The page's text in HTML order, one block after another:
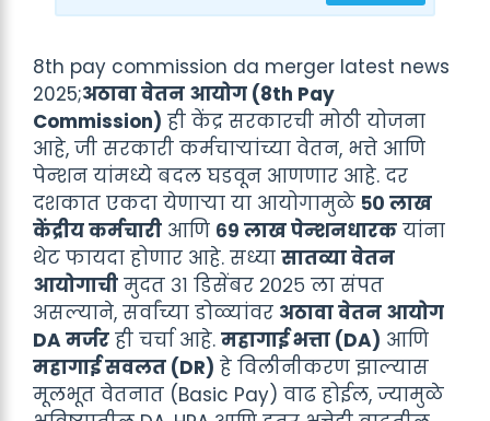
8th pay commission da merger latest news
2025;अठावा वेतन आयोग (8th Pay
Commission) ही केंद्र सरकारची मोठी योजना
आहे, जी सरकारी कर्मचाऱ्यांच्या वेतन, भत्ते आणि
पेन्शन यांमध्ये बदल घडवून आणणार आहे. दर
दशकात एकदा येणाऱ्या या आयोगामुळे ५० लाख
केंद्रीय कर्मचारी आणि ६९ लाख पेन्शनधारक यांना
थेट फायदा होणार आहे. सध्या सातव्या वेतन
आयोगाची मुदत ३१ डिसेंबर २०२५ ला संपत
असल्याने, सर्वांच्या डोळ्यांवर अठावा वेतन आयोग
DA मर्जर ही चर्चा आहे. महागाई भत्ता (DA) आणि
महागाई सवलत (DR) हे विलीनीकरण झाल्यास
मूलभूत वेतनात (Basic Pay) वाढ होईल, ज्यामुळे